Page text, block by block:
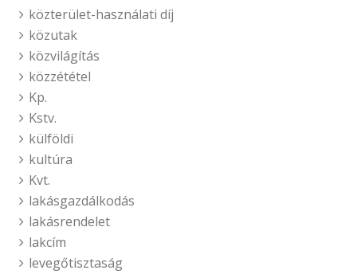
közterület-használati díj
közutak
közvilágítás
közzététel
Kp.
Kstv.
külföldi
kultúra
Kvt.
lakásgazdálkodás
lakásrendelet
lakcím
levegőtisztaság